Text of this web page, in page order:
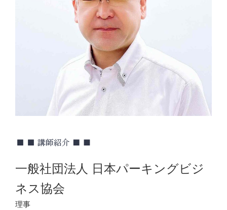
一般社団法人 日本パーキングビジ
ネス協会
理事